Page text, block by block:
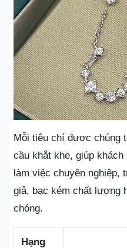
Mỗi tiêu chí được chúng
cầu khắt khe, giúp
làm việc chuyên nghiệp,
giả, bạc kém chất lượng
chóng.
Hạng